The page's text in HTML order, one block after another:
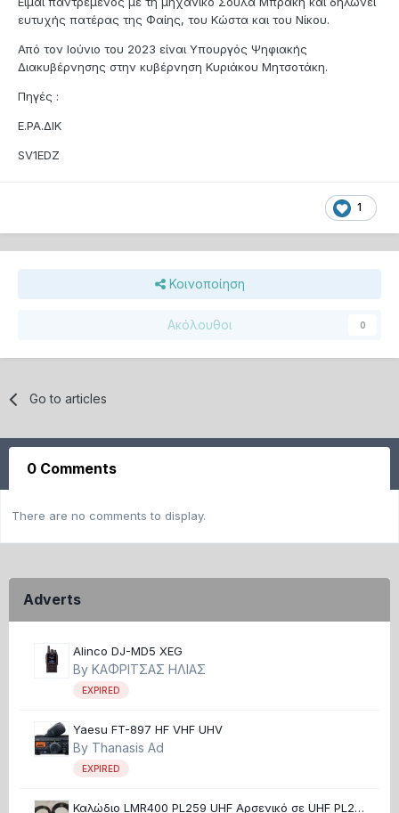
ευτυχής πατέρας της Φαίης, του Κώστα και του Νίκου.
Από τον Ιούνιο του 2023 είναι Υπουργός Ψηφιακής
Διακυβέρνησης στην κυβέρνηση Κυριάκου Μητσοτάκη.
Πηγές :
Ε.ΡΑ.ΔΙΚ
SV1EDZ
1
Κοινοποίηση
Ακόλουθοι 0
Go to articles
0 Comments
There are no comments to display.
Adverts
Alinco DJ-MD5 XEG
By ΚΑΦΡΙΤΣΑΣ ΗΛΙΑΣ
EXPIRED
Yaesu FT-897 HF VHF UHV
By Thanasis Ad
EXPIRED
Καλώδιο LMR400 PL259 UHF Αρσενικό σε UHF PL259